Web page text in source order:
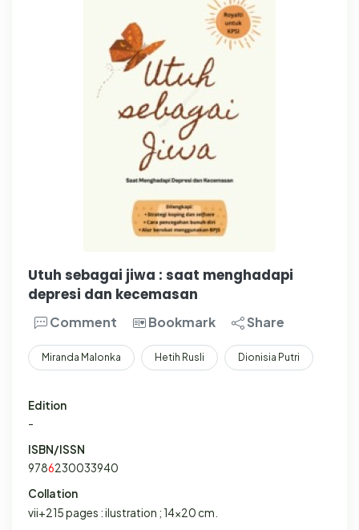
Utuh sebagai jiwa : saat menghadapi
depresi dan kecemasan
Comment Bookmark Share
Miranda Malonka Hetih Rusli Dionisia Putri
Edition
-
ISBN/ISSN
9786230033940
Collation
vii+215 pages : ilustration ; 14x20 cm.